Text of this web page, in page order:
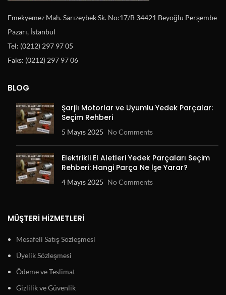
Emekyemez Mah. Sarızeybek Sk. No:17/B 34421 Beyoğlu Perşembe
Pazarı, İstanbul
Tel: (0212) 297 97 05
Faks: (0212) 297 97 06
BLOG
Şarjlı Motorlar ve Uyumlu Yedek Parçalar:
Seçim Rehberi
5 Mayıs 2025 No Comments
Elektrikli El Aletleri Yedek Parçaları Seçim
Rehberi: Hangi Parça Ne İşe Yarar?
4 Mayıs 2025 No Comments
MÜŞTERI HIZMETLERI
Mesafeli Satış Sözleşmesi
Üyelik Sözleşmesi
Ödeme ve Teslimat
Gizlilik ve Güvenlik